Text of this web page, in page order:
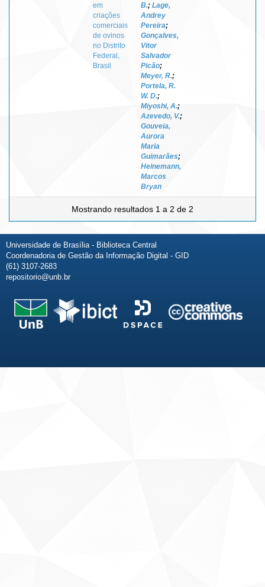
em
criações
comerciais
de ovinos
no Distrito
Federal,
Brasil
B.; Lage,
Andrey
Pereira;
Gonçalves,
Vitor
Salvador
Picão;
Meyer, R.;
Portela, R.
W. D.;
Miyoshi, A.;
Azevedo, V.;
Gouveia,
Aurora
Maria
Guimarães;
Heinemann,
Marcos
Bryan
Mostrando resultados 1 a 2 de 2
Universidade de Brasília - Biblioteca Central
Coordenadoria de Gestão da Informação Digital - GID
(61) 3107-2683
repositorio@unb.br